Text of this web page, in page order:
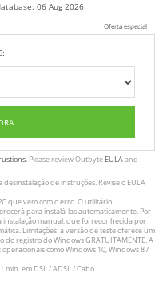
06 Aug 2026
Oferta especial
. Please review Outbyte EULAand
desinstalaçãode instruções. Revise o EULA
que vem com o erro. O utilitário
para instalá-las automaticamente. Por
manual, que foi reconhecida por
Limitações: a versão de teste oferece um
registro do Windows GRATUITAMENTE. A
como Windows 10, Windows 8 /
min. em DSL / ADSL / Cabo